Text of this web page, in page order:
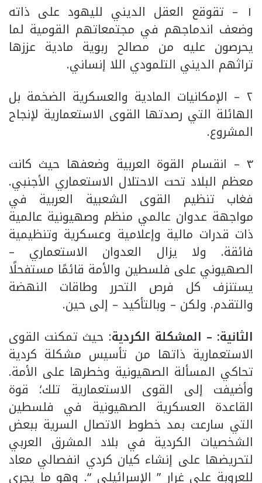
١ – تقوقع العقل الديني لليهود على ذاته
وضعف اندماجهم في مجتمعاتهم القومية لما
يحرصون عليه من مصالح ربوية مادية عززها
تراثهم الديني التلمودي اللا إنساني.
٢ – الإمكانيات المادية والعسكرية الضخمة بل
الهائلة التي رصدتها القوى الاستعمارية لإنجاح
المشروع.
٣ – انقسام القوة العربية وضعفها حيث كانت
معظم البلاد تحت الاحتلال الاستعماري الأجنبي.
فغاب تنظيم القوى الشعبية العربية في
مواجهة عدوان عالمي منظم وصهيونية عالمية
ذات قدرات مالية وإعلامية وعسكرية وتنظيمية
فائقة. ولا يزال العدوان الاستعماري –
الصهيوني على فلسطين والأمة قائمًا مستفحلًا
يستنزف كل فرص التحرر وطاقات النهضة
والتقدم. ولكن – وبالتأكيد – إلى حين.
الثانية: – المشكلة الكردية: حيث تمكنت القوى
الاستعمارية ذاتها من تأسيس مشكلة كردية
تحاكي المسألة الصهيونية وخطرها على الأمة.
وأضيفت إلى القوى الاستعمارية تلك؛ قوة
القاعدة العسكرية الصهيونية في فلسطين
التي سارعت بمد خطوط الاتصال السرية ببعض
الشخصيات الكردية في بلاد المشرق العربي
لتحريضها على إنشاء كيان كردي انفصالي معاد
للعروبة على غرار ” الإسرائيلي “. وهو ما يجري